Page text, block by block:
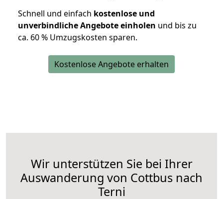
Schnell und einfach kostenlose und
unverbindliche Angebote einholen und bis zu
ca. 60 % Umzugskosten sparen.
Kostenlose Angebote erhalten
Wir unterstützen Sie bei Ihrer
Auswanderung von Cottbus nach
Terni